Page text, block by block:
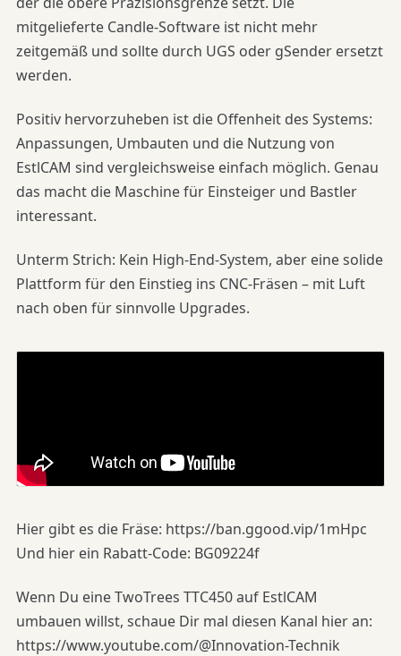
mitgelieferte Candle-Software ist nicht mehr
zeitgemäß und sollte durch UGS oder gSender ersetzt
werden.
Positiv hervorzuheben ist die Offenheit des Systems:
Anpassungen, Umbauten und die Nutzung von
EstlCAM sind vergleichsweise einfach möglich. Genau
das macht die Maschine für Einsteiger und Bastler
interessant.
Unterm Strich: Kein High-End-System, aber eine solide
Plattform für den Einstieg ins CNC-Fräsen – mit Luft
nach oben für sinnvolle Upgrades.
Hier gibt es die Fräse: https://ban.ggood.vip/1mHpc
Und hier ein Rabatt-Code: BG09224f
Wenn Du eine TwoTrees TTC450 auf EstlCAM
umbauen willst, schaue Dir mal diesen Kanal hier an:
https://www.youtube.com/@Innovation-Technik